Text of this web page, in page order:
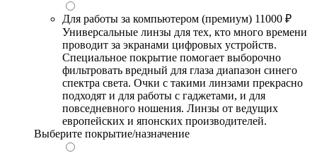
Для работы за компьютером (премиум) 11000 ₽
Универсальные линзы для тех, кто много времени
проводит за экранами цифровых устройств.
Специальное покрытие помогает выборочно
фильтровать вредный для глаза диапазон синего
спектра света. Очки с такими линзами прекрасно
подходят и для работы с гаджетами, и для
повседневного ношения. Линзы от ведущих
европейских и японских производителей.
Выберите покрытие/назначение